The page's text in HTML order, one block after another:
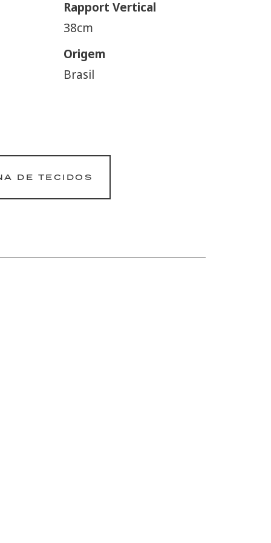
Rapport Vertical
38cm
Origem
Brasil
DE TECIDOS